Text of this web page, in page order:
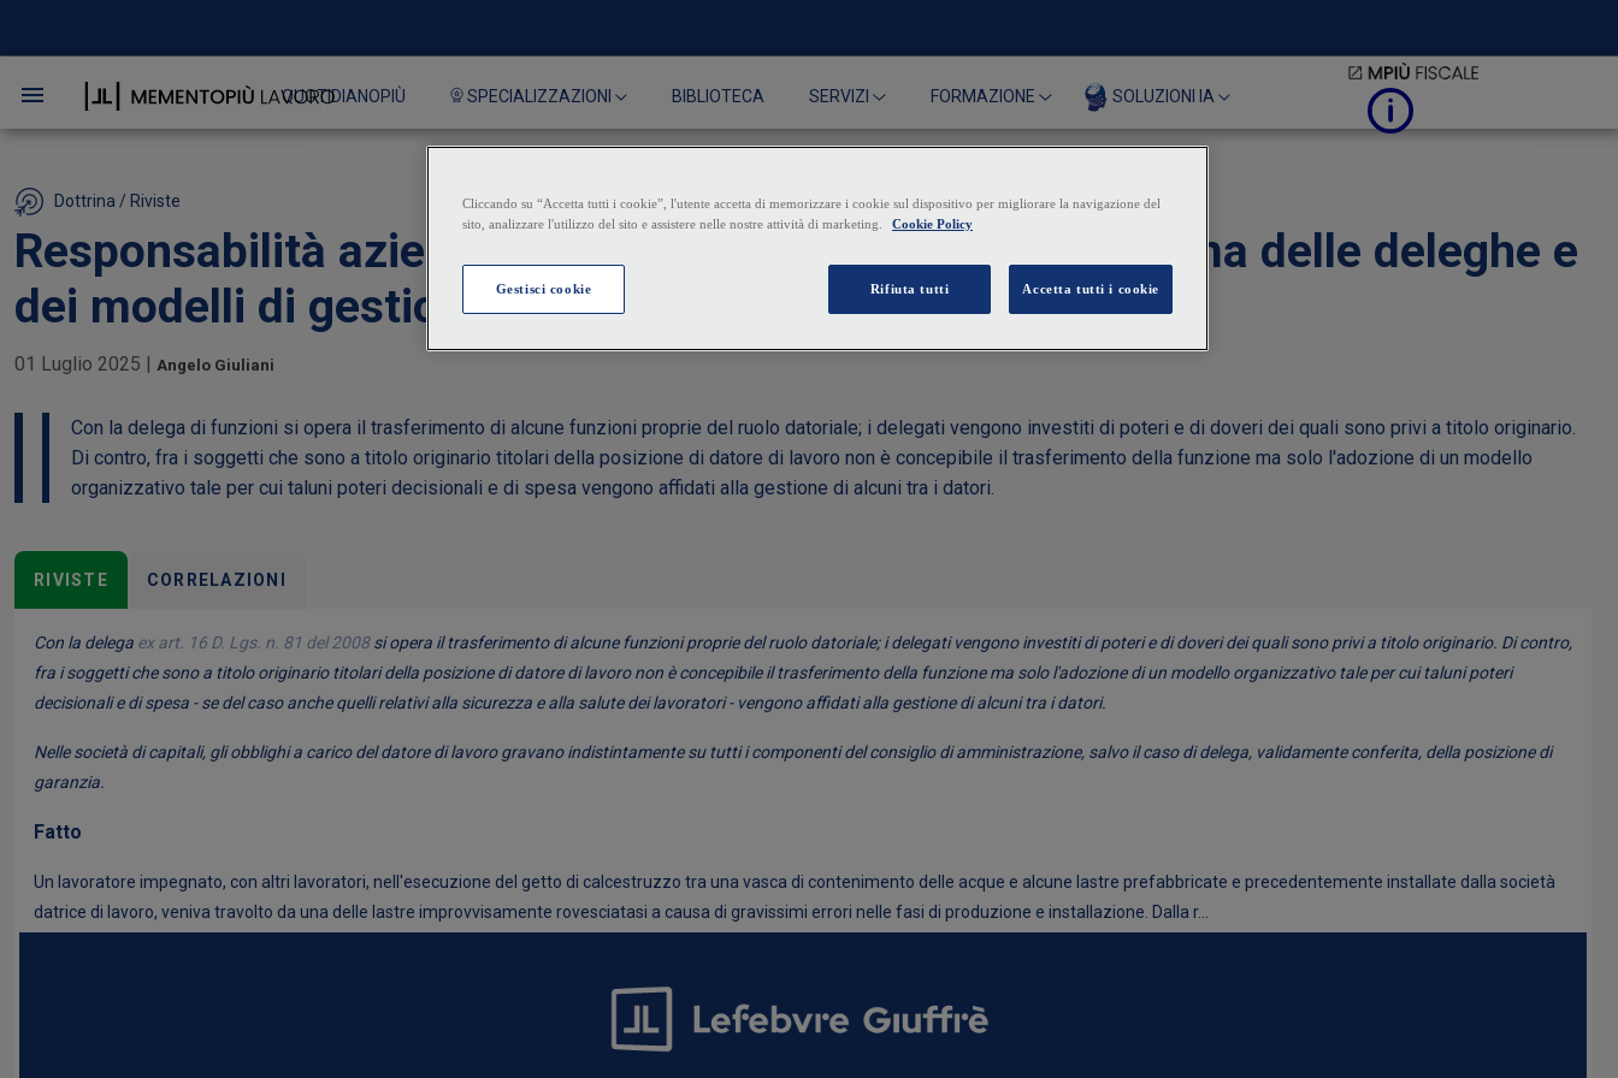
QUOTIDIANOPIÙ SPECIALIZZAZIONI BIBLIOTECA SERVIZI FORMAZIONE SOLUZIONI IA
Dottrina / Riviste
Responsabilità aziendale per infortunio mortale: il sistema delle deleghe e
dei modelli di gestione
01 Luglio 2025 | Angelo Giuliani
Con la delega di funzioni si opera il trasferimento di alcune funzioni proprie del ruolo datoriale; i delegati vengono investiti di poteri e di doveri dei quali sono privi a titolo originario.
Di contro, fra i soggetti che sono a titolo originario titolari della posizione di datore di lavoro non è concepibile il trasferimento della funzione ma solo l'adozione di un modello
organizzativo tale per cui taluni poteri decisionali e di spesa vengono affidati alla gestione di alcuni tra i datori.
RIVISTE CORRELAZIONI
Con la delega ex art. 16 D. Lgs. n. 81 del 2008si opera il trasferimento di alcune funzioni proprie del ruolo datoriale; i delegati vengono investiti di poteri e di doveri dei quali sono privi a titolo originario. Di contro,
fra i soggetti che sono a titolo originario titolari della posizione di datore di lavoro non è concepibile il trasferimento della funzione ma solo l'adozione di un modello organizzativo tale per cui taluni poteri
decisionali e di spesa - se del caso anche quelli relativi alla sicurezza e alla salute dei lavoratori - vengono affidati alla gestione di alcuni tra i datori.
Nelle società di capitali, gli obblighi a carico del datore di lavoro gravano indistintamente su tutti i componenti del consiglio di amministrazione, salvo il caso di delega, validamente conferita, della posizione di
garanzia.
Fatto
Un lavoratore impegnato, con altri lavoratori, nell'esecuzione del getto di calcestruzzo tra una vasca di contenimento delle acque e alcune lastre prefabbricate e precedentemente installate dalla società
datrice di lavoro, veniva travolto da una delle lastre improvvisamente rovesciatasi a causa di gravissimi errori nelle fasi di produzione e installazione. Dalla r...